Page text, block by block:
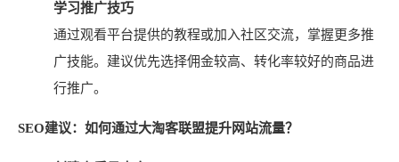
学习推广技巧
通过观看平台提供的教程或加入社区交流，掌握更多推
广技能。建议优先选择佣金较高、转化率较好的商品进
行推广。
SEO建议：如何通过大淘客联盟提升网站流量？